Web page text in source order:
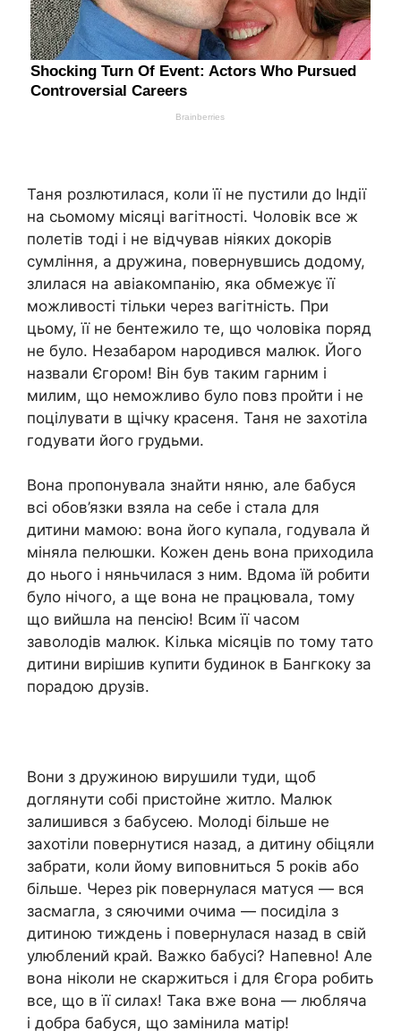
Таня розлютилася, коли її не пустили до Індії
на сьомому місяці вагітності. Чоловік все ж
полетів тоді і не відчував ніяких докорів
сумління, а дружина, повернувшись додому,
злилася на авіакомпанію, яка обмежує її
можливості тільки через вагітність. При
цьому, її не бентежило те, що чоловіка поряд
не було. Незабаром народився малюк. Його
назвали Єгором! Він був таким гарним і
милим, що неможливо було повз пройти і не
поцілувати в щічку красеня. Таня не захотіла
годувати його грудьми.
Вона пропонувала знайти няню, але бабуся
всі обов’язки взяла на себе і стала для
дитини мамою: вона його купала, годувала й
міняла пелюшки. Кожен день вона приходила
до нього і няньчилася з ним. Вдома їй робити
було нічого, а ще вона не працювала, тому
що вийшла на пенсію! Всим її часом
заволодів малюк. Кілька місяців по тому тато
дитини вирішив купити будинок в Бангкоку за
порадою друзів.
Вони з дружиною вирушили туди, щоб
доглянути собі пристойне житло. Малюк
залишився з бабусею. Молоді більше не
захотіли повернутися назад, а дитину обіцяли
забрати, коли йому виповниться 5 років або
більше. Через рік повернулася матуся — вся
засмагла, з сяючими очима — посиділа з
дитиною тиждень і повернулася назад в свій
улюблений край. Важко бабусі? Напевно! Але
вона ніколи не скаржиться і для Єгора робить
все, що в її силах! Така вже вона — любляча
і добра бабуся, що замінила матір!